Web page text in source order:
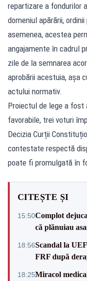
repartizare a fondurilor
domeniul apărării,
asemenea, acestea
angajamente în cadrul
zile de la semnarea
aprobării acestuia, așa
actului normativ.
Proiectul de lege a fost
favorabile, trei voturi
Decizia Curții
contestate respectă
poate fi promulgată în
CITEȘTE ȘI
15:50Complot
că plănuiau
18:56Scandal la
FRF după
18:25Miracol